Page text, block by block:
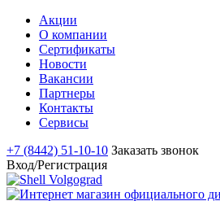
Акции
О компании
Сертификаты
Новости
Вакансии
Партнеры
Контакты
Сервисы
+7 (8442) 51-10-10 Заказать звонок
Вход/Регистрация